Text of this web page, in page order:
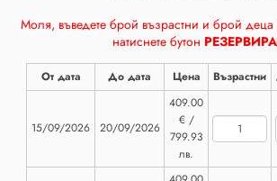
Моля, въведете брой възрастни и брой
натиснете бутон
От дата До дата Цена Възрастни
15/09/2026 20/09/2026
409.00
€ /
799.93
лв.